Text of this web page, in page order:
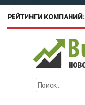
РЕЙТИНГИ КОМПАНИЙ:
Найти: